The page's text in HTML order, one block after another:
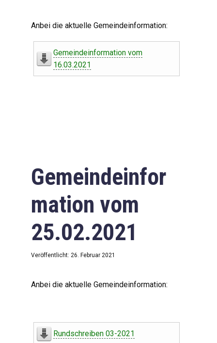
Leben in Oberdorf
Downloads
Impressum
Datenschutzerklärung
Anbei die aktuelle Gemeindeinformation:
Gemeindeinformation vom
16.03.2021
Gemeindeinfor
mation vom
25.02.2021
Veröffentlicht: 26. Februar 2021
Anbei die aktuelle Gemeindeinformation:
Rundschreiben 03-2021